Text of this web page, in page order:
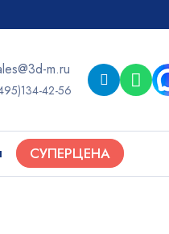
m.ru
42-56
СУПЕРЦЕНА